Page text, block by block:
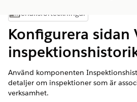
Visa innehållsförteckning
Innehållsförteckningar
Konfigurera sidan
Använd komponenten
detaljer om inspektioner som är
verksamhet.